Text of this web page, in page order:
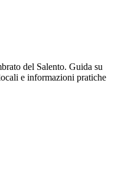
del Salento. Guida su
e informazioni pratiche